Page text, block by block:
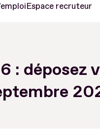
Espace recruteur
: déposez